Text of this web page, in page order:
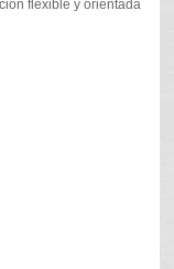
flexible y orientada